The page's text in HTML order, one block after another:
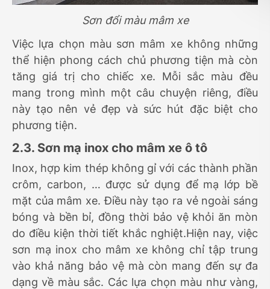
Sơn đổi màu mâm xe
Việc lựa chọn màu sơn mâm xe không những
thể hiện phong cách chủ phương tiện mà còn
tăng giá trị cho chiếc xe. Mỗi sắc màu đều
mang trong mình một câu chuyện riêng, điều
này tạo nên vẻ đẹp và sức hút đặc biệt cho
phương tiện.
2.3. Sơn mạ inox cho mâm xe ô tô
Inox, hợp kim thép không gỉ với các thành phần
crôm, carbon, … được sử dụng để mạ lớp bề
mặt của mâm xe. Điều này tạo ra vẻ ngoài sáng
bóng và bền bỉ, đồng thời bảo vệ khỏi ăn mòn
do điều kiện thời tiết khắc nghiệt.Hiện nay, việc
sơn mạ inox cho mâm xe không chỉ tập trung
vào khả năng bảo vệ mà còn mang đến sự đa
dạng về màu sắc. Các lựa chọn màu như vàng,